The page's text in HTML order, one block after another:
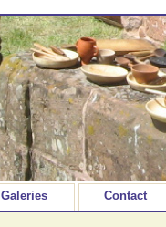
Galeries Contact